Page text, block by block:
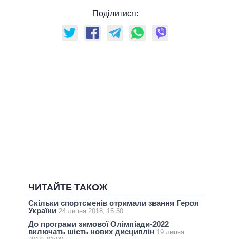
Поділитися:
ЧИТАЙТЕ ТАКОЖ
Скільки спортсменів отримали звання Героя
України 24 липня 2018, 15:50
До програми зимової Олімпіади-2022
включать шість нових дисциплін 19 липня